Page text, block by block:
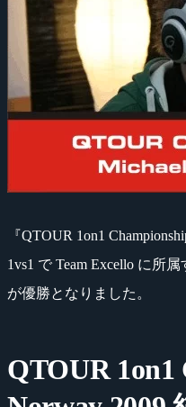
『QTOUR 1on1
1vs1 で Team Excello に所
が優勝となりました。
QTOUR 1on1